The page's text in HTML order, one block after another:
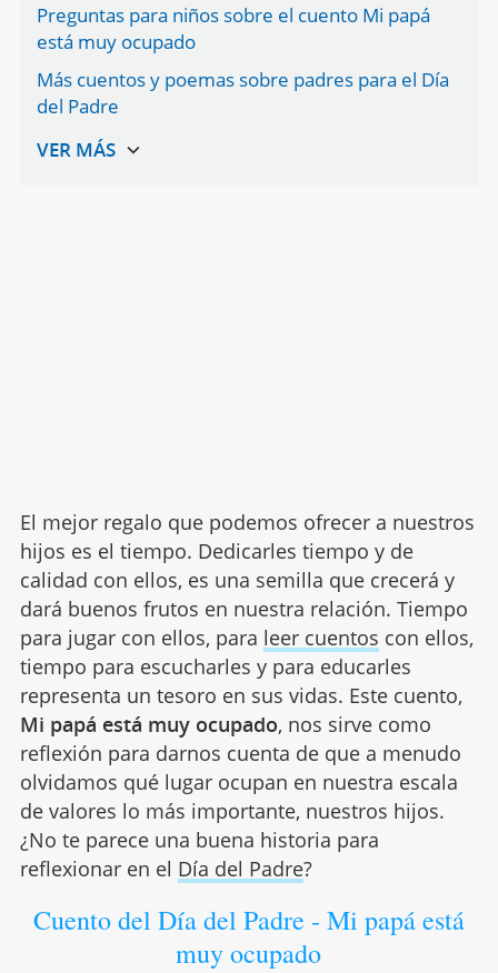
Preguntas para niños sobre el cuento Mi papá
está muy ocupado
Más cuentos y poemas sobre padres para el Día
del Padre
El mejor regalo que podemos ofrecer a nuestros
hijos es el tiempo. Dedicarles tiempo y de
calidad con ellos, es una semilla que crecerá y
dará buenos frutos en nuestra relación. Tiempo
para jugar con ellos, para leer cuentos con ellos,
tiempo para escucharles y para educarles
representa un tesoro en sus vidas. Este cuento,
Mi papá está muy ocupado, nos sirve como
reflexión para darnos cuenta de que a menudo
olvidamos qué lugar ocupan en nuestra escala
de valores lo más importante, nuestros hijos.
¿No te parece una buena historia para
reflexionar en el Día del Padre?
Cuento del Día del Padre - Mi papá está
muy ocupado